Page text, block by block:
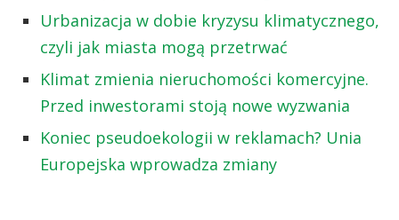
Urbanizacja w dobie kryzysu klimatycznego,
czyli jak miasta mogą przetrwać
Klimat zmienia nieruchomości komercyjne.
Przed inwestorami stoją nowe wyzwania
Koniec pseudoekologii w reklamach? Unia
Europejska wprowadza zmiany